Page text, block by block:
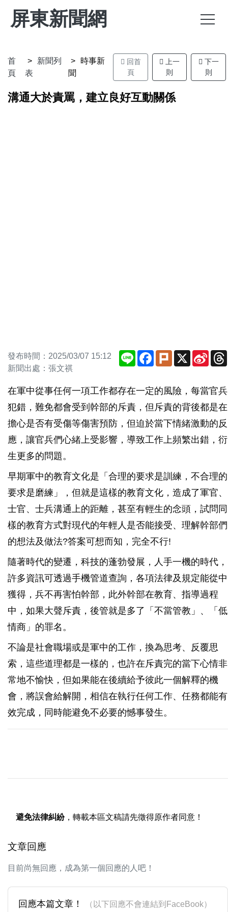
屏東新聞網
首
頁
新聞列
表
時事新
聞
回首
頁
上一
則
下一
則
溝通大於責罵，建立良好互動關係
發布時間：2025/03/07 15:12
新聞出處：張文祺
Line Facebook
Plurk X
Sina
在軍中從事任何一項工作都存在一定的風險，每當官兵
犯錯，難免都會受到幹部的斥責，但斥責的背後都是在
擔心是否有受傷等傷害預防，但迫於當下情緒激動的反
應，讓官兵們心緒上受影響，導致工作上頻繁出錯，衍
生更多的問題。
早期軍中的教育文化是「合理的要求是訓練，不合理的
要求是磨練」，但就是這樣的教育文化，造成了軍官、
士官、士兵溝通上的距離，甚至有輕生的念頭，試問同
樣的教育方式對現代的年輕人是否能接受、理解幹部們
的想法及做法?答案可想而知，完全不行!
隨著時代的變遷，科技的蓬勃發展，人手一機的時代，
許多資訊可透過手機管道查詢，各項法律及規定能從中
獲得，兵不再害怕幹部，此外幹部在教育、指導過程
中，如果大聲斥責，後管就是多了「不當管教」、「低
情商」的罪名。
不論是社會職場或是軍中的工作，換為思考、反覆思
索，這些道理都是一樣的，也許在斥責完的當下心情非
常地不愉快，但如果能在後續給予彼此一個解釋的機
會，將誤會給解開，相信在執行任何工作、任務都能有
效完成，同時能避免不必要的憾事發生。
避免法律糾紛，轉載本區文稿請先徵得原作者同意！
文章回應
目前尚無回應，成為第一個回應的人吧！
回應本篇文章！ （以下回應不會連結到FaceBook）